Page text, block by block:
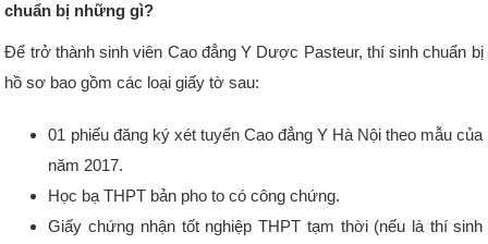
chuẩn bị những gì?
Để trở thành sinh viên Cao đẳng Y Dược Pasteur, thí sinh chuẩn bị
hồ sơ bao gồm các loại giấy tờ sau:
01 phiếu đăng ký xét tuyển Cao đẳng Y Hà Nội theo mẫu của
năm 2017.
Học bạ THPT bản pho to có công chứng.
Giấy chứng nhận tốt nghiệp THPT tạm thời (nếu là thí sinh